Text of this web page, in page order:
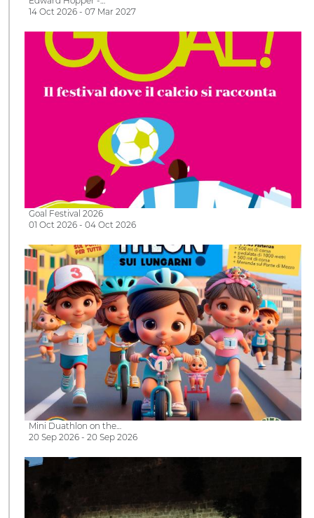
14 Oct 2026 - 07 Mar 2027
Goal Festival 2026
01 Oct 2026 - 04 Oct 2026
Mini Duathlon on the…
20 Sep 2026 - 20 Sep 2026